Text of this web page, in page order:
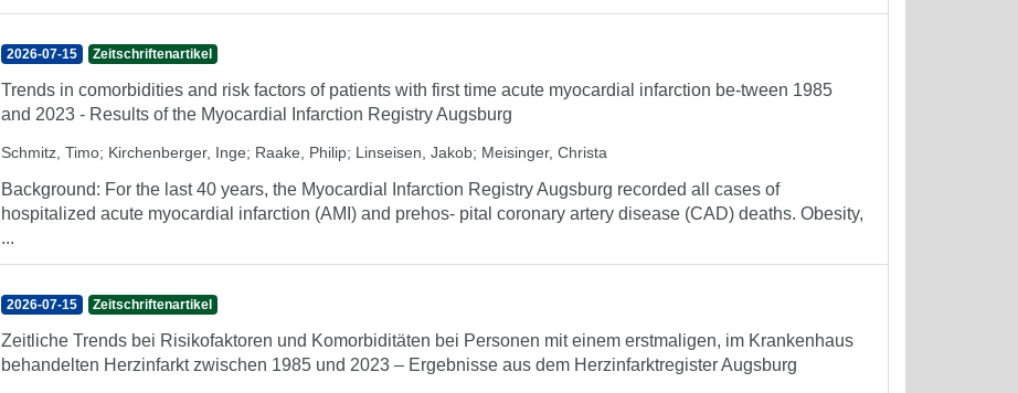
2026-07-15 Zeitschriftenartikel
Trends in comorbidities and risk factors of patients with first time acute myocardial infarction be-tween 1985
and 2023 - Results of the Myocardial Infarction Registry Augsburg
Schmitz, Timo; Kirchenberger, Inge; Raake, Philip; Linseisen, Jakob; Meisinger, Christa
Background: For the last 40 years, the Myocardial Infarction Registry Augsburg recorded all cases of
hospitalized acute myocardial infarction (AMI) and prehos- pital coronary artery disease (CAD) deaths. Obesity,
...
2026-07-15 Zeitschriftenartikel
Zeitliche Trends bei Risikofaktoren und Komorbiditäten bei Personen mit einem erstmaligen, im Krankenhaus
behandelten Herzinfarkt zwischen 1985 und 2023 – Ergebnisse aus dem Herzinfarktregister Augsburg